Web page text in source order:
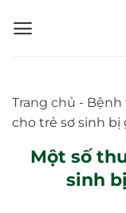
Trang chủ - Bệnh
cho trẻ sơ sinh
Một số
sinh